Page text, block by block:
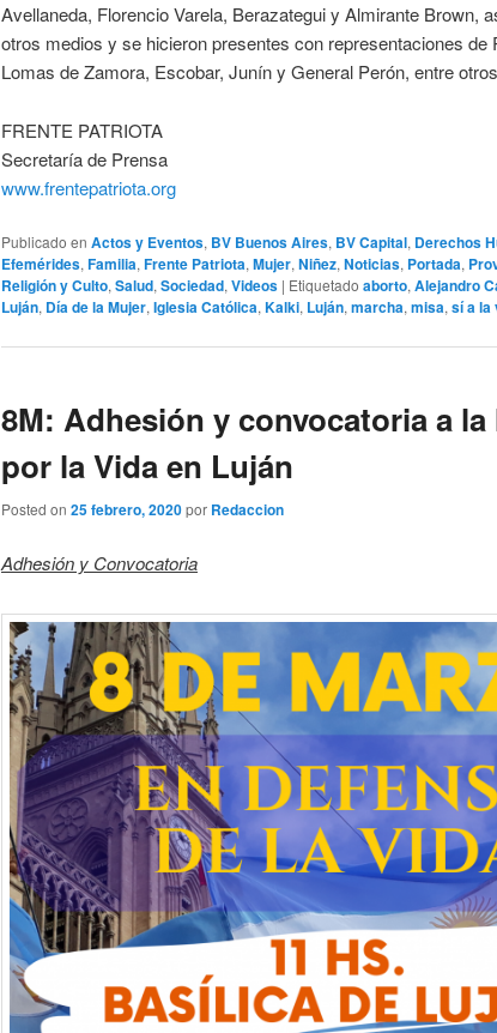
Avellaneda, Florencio Varela, Berazategui y Almirante Brown,
otros medios y se hicieron presentes con representaciones de
Lomas de Zamora, Escobar, Junín y General Perón, entre
FRENTE PATRIOTA
Secretaría de Prensa
www.frentepatriota.org
Publicado en Actos y Eventos, BV Buenos Aires, BV Capital, Derechos
Efemérides, Familia, Frente Patriota, Mujer, Niñez, Noticias, Portada,
Religión y Culto, Salud, Sociedad, Videos | Etiquetado aborto, Alejandro
Luján, Día de la Mujer, Iglesia Católica, Kalki, Luján, marcha, misa, sí a la
8M: Adhesión y convocatoria a la
por la Vida en Luján
Posted on 25 febrero, 2020por Redaccion
Adhesión y Convocatoria